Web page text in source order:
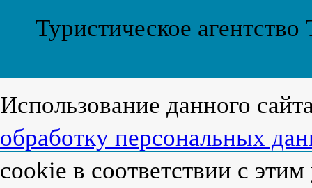
Туристическое
Использование данного
обработку персональных
cookie в соответствии с